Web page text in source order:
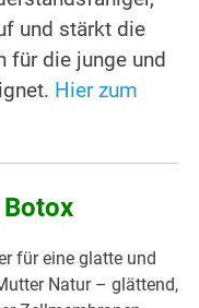
und stärkt die
für die junge und
Hier zum
für eine glatte und
Natur – glättend,